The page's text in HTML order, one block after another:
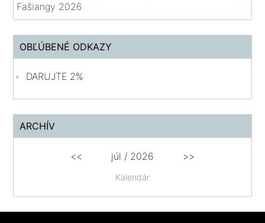
Fašiangy 2026
OBĽÚBENÉ ODKAZY
DARUJTE 2%
ARCHÍV
Kalendár
<< júl / 2026 >>